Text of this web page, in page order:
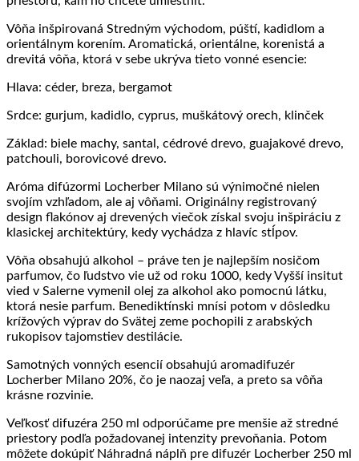
Vôňa inšpirovaná Stredným východom, púští, kadidlom a
orientálnym korením. Aromatická, orientálne, korenistá a
drevitá vôňa, ktorá v sebe ukrýva tieto vonné esencie:
Hlava: céder, breza, bergamot
Srdce: gurjum, kadidlo, cyprus, muškátový orech, klinček
Základ: biele machy, santal, cédrové drevo, guajakové drevo,
patchouli, borovicové drevo.
Aróma difúzormi Locherber Milano sú výnimočné nielen
svojím vzhľadom, ale aj vôňami. Originálny registrovaný
design flakónov aj drevených viečok získal svoju inšpiráciu z
klasickej architektúry, kedy vychádza z hlavíc stĺpov.
Vôňa obsahujú alkohol – práve ten je najlepším nosičom
parfumov, čo ľudstvo vie už od roku 1000, kedy Vyšší insitut
vied v Salerne vymenil olej za alkohol ako pomocnú látku,
ktorá nesie parfum. Benediktínski mnísi potom v dôsledku
krížových výprav do Svätej zeme pochopili z arabských
rukopisov tajomstiev destilácie.
Samotných vonných esencií obsahujú aromadifuzér
Locherber Milano 20%, čo je naozaj veľa, a preto sa vôňa
krásne rozvinie.
Veľkosť difuzéra 250 ml odporúčame pre menšie až stredné
priestory podľa požadovanej intenzity prevoňania. Potom
môžete dokúpiť Náhradná náplň pre difuzér Locherber 250 ml